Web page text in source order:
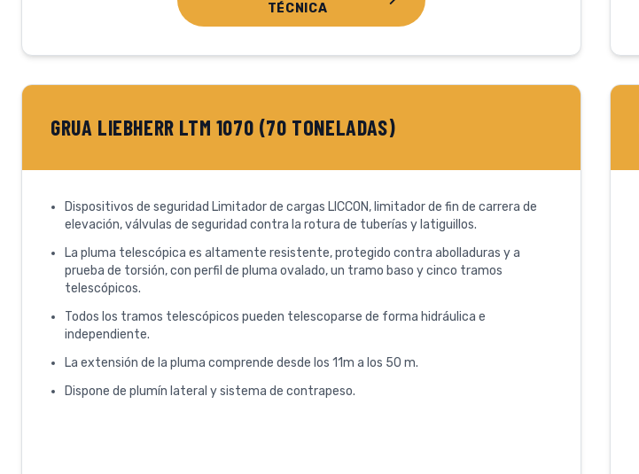
TÉCNICA
GRUA LIEBHERR LTM 1070 (70 TONELADAS)
Dispositivos de seguridad Limitador de cargas LICCON, limitador de fin de carrera de
elevación, válvulas de seguridad contra la rotura de tuberías y latiguillos.
La pluma telescópica es altamente resistente, protegido contra abolladuras y a
prueba de torsión, con perfil de pluma ovalado, un tramo baso y cinco tramos
telescópicos.
Todos los tramos telescópicos pueden telescoparse de forma hidráulica e
independiente.
La extensión de la pluma comprende desde los 11m a los 50 m.
Dispone de plumín lateral y sistema de contrapeso.